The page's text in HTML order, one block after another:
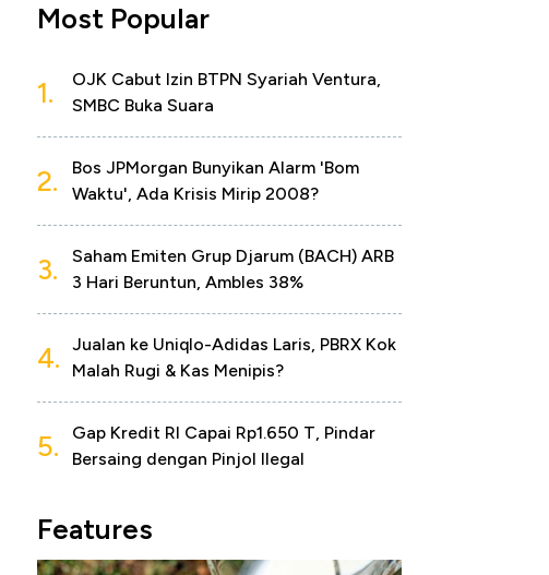
Most Popular
1.
OJK Cabut Izin BTPN Syariah Ventura,
SMBC Buka Suara
2.
Bos JPMorgan Bunyikan Alarm 'Bom
Waktu', Ada Krisis Mirip 2008?
3.
Saham Emiten Grup Djarum (BACH) ARB
3 Hari Beruntun, Ambles 38%
4.
Jualan ke Uniqlo-Adidas Laris, PBRX Kok
Malah Rugi & Kas Menipis?
5.
Gap Kredit RI Capai Rp1.650 T, Pindar
Bersaing dengan Pinjol Ilegal
Features